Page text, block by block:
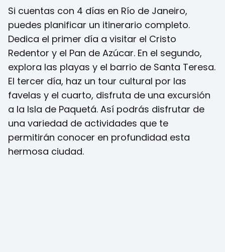
Si cuentas con 4 días en Río de Janeiro,
puedes planificar un itinerario completo.
Dedica el primer día a visitar el Cristo
Redentor y el Pan de Azúcar. En el segundo,
explora las playas y el barrio de Santa Teresa.
El tercer día, haz un tour cultural por las
favelas y el cuarto, disfruta de una excursión
a la Isla de Paquetá. Así podrás disfrutar de
una variedad de actividades que te
permitirán conocer en profundidad esta
hermosa ciudad.